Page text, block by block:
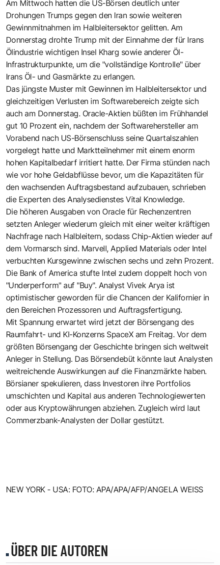
Am Mittwoch hatten die US-Börsen deutlich unter
Drohungen Trumps gegen den Iran sowie weiteren
Gewinnmitnahmen im Halbleitersektor gelitten. Am
Donnerstag drohte Trump mit der Einnahme der für Irans
Ölindustrie wichtigen Insel Kharg sowie anderer Öl-
Infrastrukturpunkte, um die "vollständige Kontrolle" über
Irans Öl- und Gasmärkte zu erlangen.
Das jüngste Muster mit Gewinnen im Halbleitersektor und
gleichzeitigen Verlusten im Softwarebereich zeigte sich
auch am Donnerstag. Oracle-Aktien büßten im Frühhandel
gut 10 Prozent ein, nachdem der Softwarehersteller am
Vorabend nach US-Börsenschluss seine Quartalszahlen
vorgelegt hatte und Marktteilnehmer mit einem enorm
hohen Kapitalbedarf irritiert hatte. Der Firma stünden nach
wie vor hohe Geldabflüsse bevor, um die Kapazitäten für
den wachsenden Auftragsbestand aufzubauen, schrieben
die Experten des Analysedienstes Vital Knowledge.
Die höheren Ausgaben von Oracle für Rechenzentren
setzten Anleger wiederum gleich mit einer weiter kräftigen
Nachfrage nach Halbleitern, sodass Chip-Aktien wieder auf
dem Vormarsch sind. Marvell, Applied Materials oder Intel
verbuchten Kursgewinne zwischen sechs und zehn Prozent.
Die Bank of America stufte Intel zudem doppelt hoch von
"Underperform" auf "Buy". Analyst Vivek Arya ist
optimistischer geworden für die Chancen der Kalifornier in
den Bereichen Prozessoren und Auftragsfertigung.
Mit Spannung erwartet wird jetzt der Börsengang des
Raumfahrt- und KI-Konzerns SpaceX am Freitag. Vor dem
größten Börsengang der Geschichte bringen sich weltweit
Anleger in Stellung. Das Börsendebüt könnte laut Analysten
weitreichende Auswirkungen auf die Finanzmärkte haben.
Börsianer spekulieren, dass Investoren ihre Portfolios
umschichten und Kapital aus anderen Technologiewerten
oder aus Kryptowährungen abziehen. Zugleich wird laut
Commerzbank-Analysten der Dollar gestützt.
NEW YORK - USA: FOTO: APA/APA/AFP/ANGELA WEISS
ÜBER DIE AUTOREN